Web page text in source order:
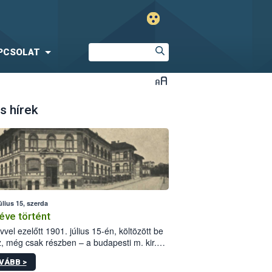
hírek
15, szerda
történt
ezelőtt 1901. július 15-én, költözött be
még csak részben – a budapesti m. kir.
állomás a Kis Rókus utca
alatti, Czigler Győző által tervezett új
>